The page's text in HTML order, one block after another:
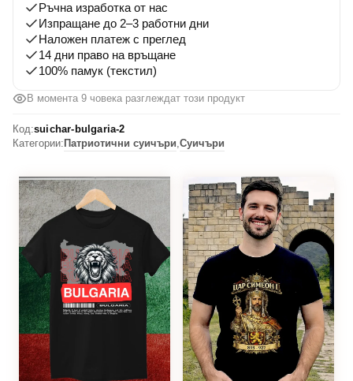
Ръчна изработка от нас
Изпращане до 2–3 работни дни
Наложен платеж с преглед
14 дни право на връщане
100% памук (текстил)
В момента 9 човека разглеждат този продукт
Код:suichar-bulgaria-2
Категории: Патриотични суичъри,Суичъри